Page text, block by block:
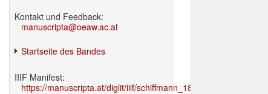
Kontakt und Feedback:
manuscripta@oeaw.ac.at
Startseite des Bandes
IIIF Manifest:
https://manuscripta.at/diglit/iiif/schiffmann_1895/manifest.json